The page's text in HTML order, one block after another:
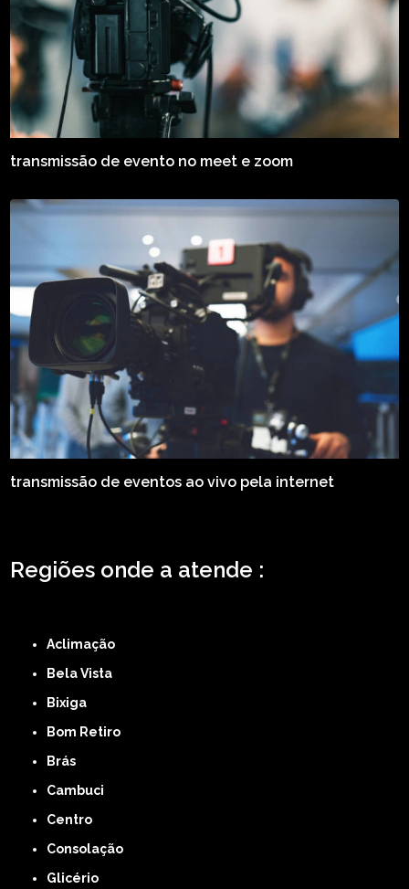
transmissão de evento no meet e zoom
transmissão de eventos ao vivo pela internet
Regiões onde a atende :
Aclimação
Bela Vista
Bixiga
Bom Retiro
Brás
Cambuci
Centro
Consolação
Glicério